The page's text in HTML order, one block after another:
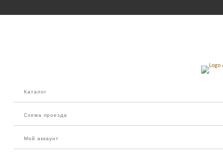
Каталог
Схема проезда
Мой аккаунт